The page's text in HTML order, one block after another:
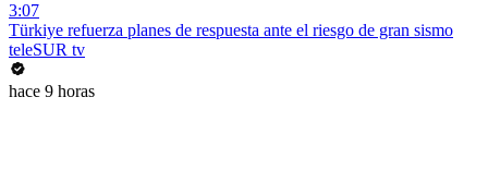
3:07
Türkiye refuerza planes de respuesta ante el riesgo de gran sismo
teleSUR tv
hace 9 horas